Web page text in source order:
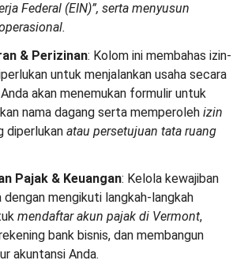
Federal (EIN)”, serta menyusun
& Perizinan: Kolom ini membahas izin-
untuk menjalankan usaha secara
akan menemukan formulir untuk
nama dagang serta memperoleh izin
diperlukan atau persetujuan tata ruang
Pajak & Keuangan: Kelola kewajiban
dengan mengikuti langkah-langkah
mendaftar akun pajak di Vermont,
bank bisnis, dan membangun
akuntansi Anda.